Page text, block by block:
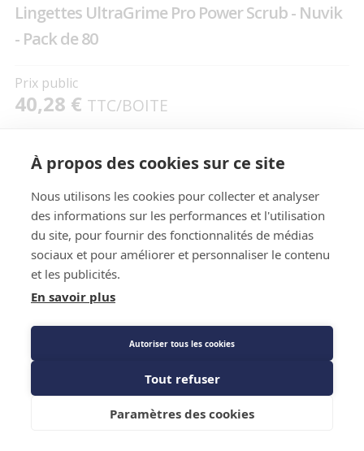
Lingettes UltraGrime Pro Power Scrub - Nuvik
- Pack de 80
Prix public
40,28 € TTC/BOITE
Description détaillée
Biface ces lingettes sont dotées d'une surface texturée
offrant une puissance de nettoyage accrue.
Ajouter au panier
À propos des cookies sur ce site
Nous utilisons les cookies pour collecter et analyser
des informations sur les performances et l'utilisation
du site, pour fournir des fonctionnalités de médias
sociaux et pour améliorer et personnaliser le contenu
et les publicités.
En savoir plus
Autoriser tous les cookies
Tout refuser
Paramètres des cookies